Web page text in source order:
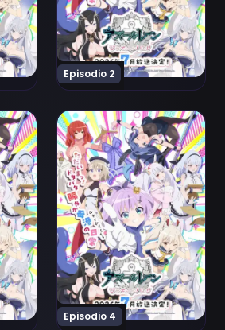
Episodio 2
Zenshin! Ni!! Episodio 3
Episodio 4
Ver Azur Lane: Bisoku